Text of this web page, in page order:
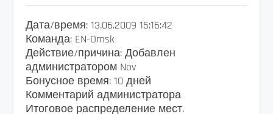
Дата/время: 13.06.2009 15:16:42
Команда: EN-Omsk
Действие/причина: Добавлен
администратором Nov
Бонусное время: 10 дней
Комментарий администратора
Итоговое распределение мест.